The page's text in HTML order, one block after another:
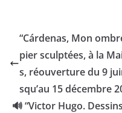
“Cárdenas, Mon
pier sculptées, à la
s, réouverture du 9
squ’au 15 décembre
🔊 “Victor Hugo.